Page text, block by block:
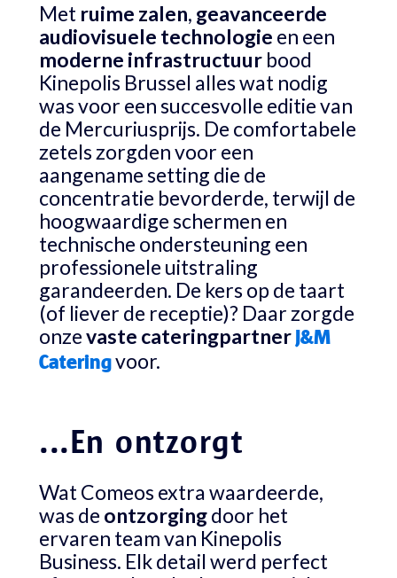
Met ruime zalen, geavanceerde
audiovisuele technologie en een
moderne infrastructuur bood
Kinepolis Brussel alles wat nodig
was voor een succesvolle editie van
de Mercuriusprijs. De comfortabele
zetels zorgden voor een
aangename setting die de
concentratie bevorderde, terwijl de
hoogwaardige schermen en
technische ondersteuning een
professionele uitstraling
garandeerden. De kers op de taart
(of liever de receptie)? Daar zorgde
onzevaste cateringpartner J&M
Cateringvoor.
...En ontzorgt
Wat Comeos extra waardeerde,
was de ontzorgingdoor het
ervaren team van Kinepolis
Business. Elk detail werd perfect